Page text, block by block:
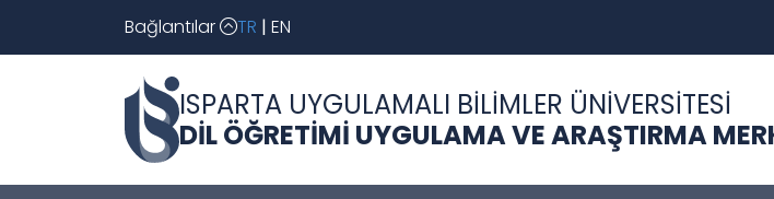
Bağlantılar TR | EN
ISPARTA UYGULAMALI BİLİMLER ÜNİVERSİTESİ
DİL ÖĞRETİMİ UYGULAMA VE ARAŞTIRMA